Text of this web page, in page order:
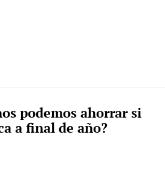
podemos ahorrar si
a final de año?